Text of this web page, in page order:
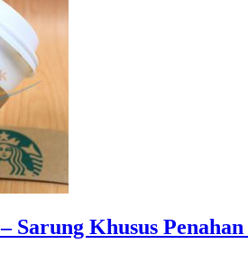
Sarung Khusus